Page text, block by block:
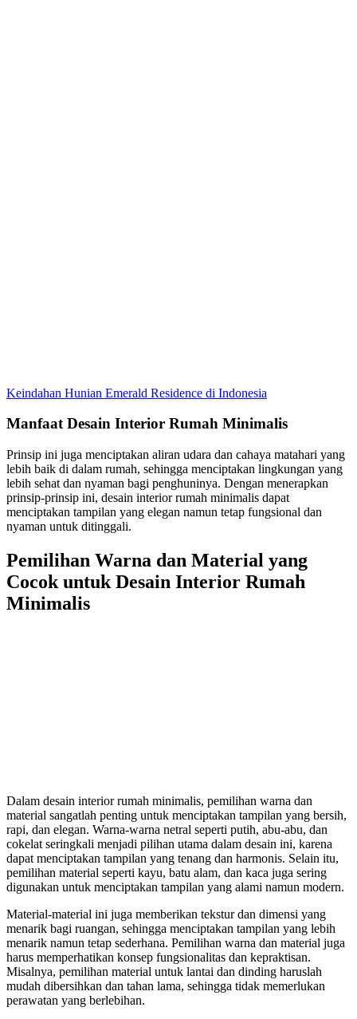
Keindahan Hunian Emerald Residence di Indonesia
Manfaat Desain Interior Rumah Minimalis
Prinsip ini juga menciptakan aliran udara dan cahaya matahari yang
lebih baik di dalam rumah, sehingga menciptakan lingkungan yang
lebih sehat dan nyaman bagi penghuninya. Dengan menerapkan
prinsip-prinsip ini, desain interior rumah minimalis dapat
menciptakan tampilan yang elegan namun tetap fungsional dan
nyaman untuk ditinggali.
Pemilihan Warna dan Material yang
Cocok untuk Desain Interior Rumah
Minimalis
Dalam desain interior rumah minimalis, pemilihan warna dan
material sangatlah penting untuk menciptakan tampilan yang bersih,
rapi, dan elegan. Warna-warna netral seperti putih, abu-abu, dan
cokelat seringkali menjadi pilihan utama dalam desain ini, karena
dapat menciptakan tampilan yang tenang dan harmonis. Selain itu,
pemilihan material seperti kayu, batu alam, dan kaca juga sering
digunakan untuk menciptakan tampilan yang alami namun modern.
Material-material ini juga memberikan tekstur dan dimensi yang
menarik bagi ruangan, sehingga menciptakan tampilan yang lebih
menarik namun tetap sederhana. Pemilihan warna dan material juga
harus memperhatikan konsep fungsionalitas dan kepraktisan.
Misalnya, pemilihan material untuk lantai dan dinding haruslah
mudah dibersihkan dan tahan lama, sehingga tidak memerlukan
perawatan yang berlebihan.